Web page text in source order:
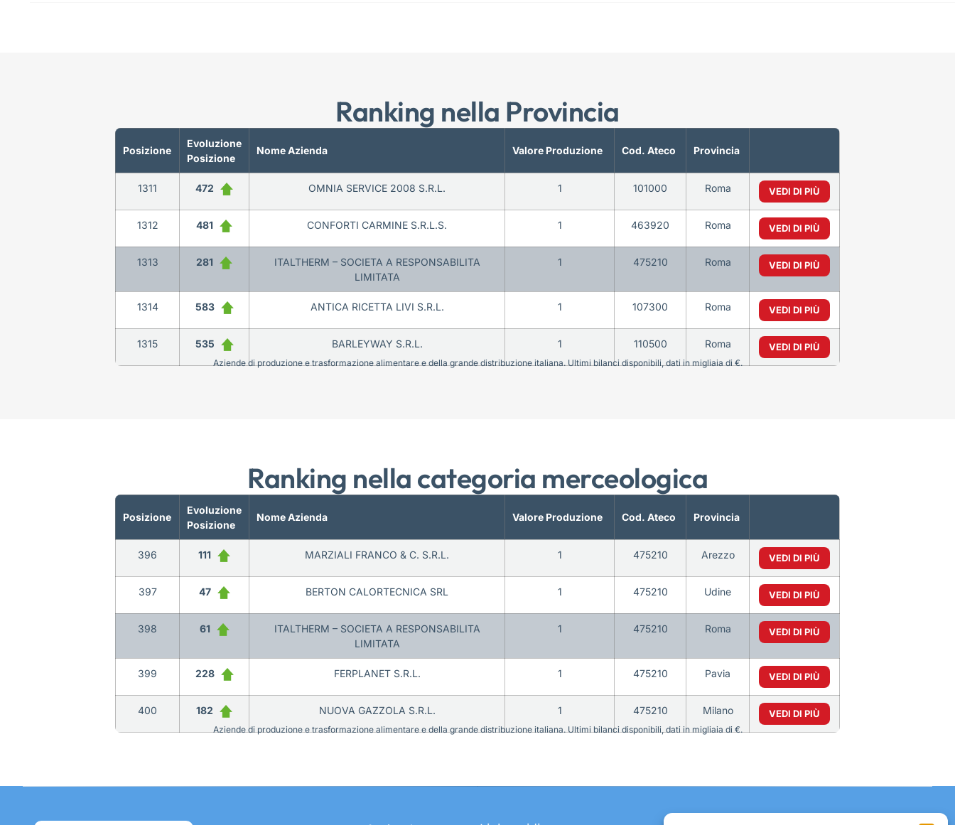
Ranking nella Provincia
Posizione
Evoluzione
Posizione
Nome Azienda Valore Produzione Cod. Ateco Provincia
1311 472 OMNIA SERVICE 2008 S.R.L. 1 101000 Roma VEDI DI PIÙ
1312 481 CONFORTI CARMINE S.R.L.S. 1 463920 Roma VEDI DI PIÙ
1313 281
ITALTHERM – SOCIETA A RESPONSABILITA
LIMITATA
1 475210 Roma VEDI DI PIÙ
1314 583 ANTICA RICETTA LIVI S.R.L. 1 107300 Roma VEDI DI PIÙ
1315 535 BARLEYWAY S.R.L. 1 110500 Roma VEDI DI PIÙ
Aziende di produzione e trasformazione alimentare e della grande distribuzione italiana. Ultimi bilanci disponibili, dati in migliaia di €.
Ranking nella categoria merceologica
Posizione
Evoluzione
Posizione
Nome Azienda Valore Produzione Cod. Ateco Provincia
396 111 MARZIALI FRANCO & C. S.R.L. 1 475210 Arezzo VEDI DI PIÙ
397 47 BERTON CALORTECNICA SRL 1 475210 Udine VEDI DI PIÙ
398 61
ITALTHERM – SOCIETA A RESPONSABILITA
LIMITATA
1 475210 Roma VEDI DI PIÙ
399 228 FERPLANET S.R.L. 1 475210 Pavia VEDI DI PIÙ
400 182 NUOVA GAZZOLA S.R.L. 1 475210 Milano VEDI DI PIÙ
Aziende di produzione e trasformazione alimentare e della grande distribuzione italiana. Ultimi bilanci disponibili, dati in migliaia di €.